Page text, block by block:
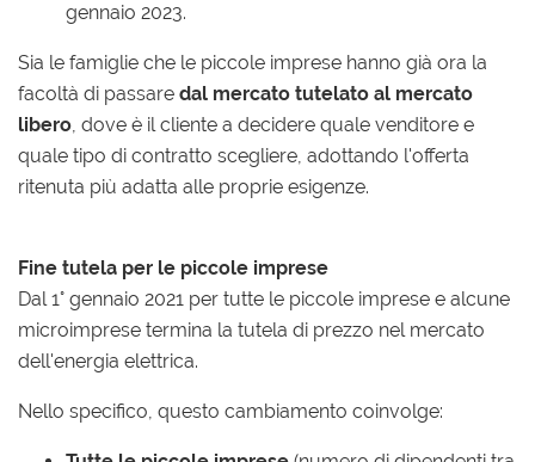
gennaio 2023.
Sia le famiglie che le piccole imprese hanno già ora la
facoltà di passare dal mercato tutelato al mercato
libero, dove è il cliente a decidere quale venditore e
quale tipo di contratto scegliere, adottando l'offerta
ritenuta più adatta alle proprie esigenze.
Fine tutela per le piccole imprese
Dal 1° gennaio 2021 per tutte le piccole imprese e alcune
microimprese termina la tutela di prezzo nel mercato
dell'energia elettrica.
Nello specifico, questo cambiamento coinvolge: